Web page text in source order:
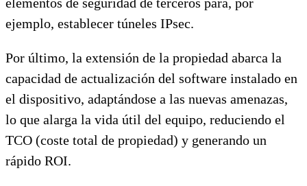
ejemplo, establecer túneles IPsec.
Por último, la extensión de la propiedad abarca la
capacidad de actualización del software instalado en
el dispositivo, adaptándose a las nuevas amenazas,
lo que alarga la vida útil del equipo, reduciendo el
TCO (coste total de propiedad) y generando un
rápido ROI.